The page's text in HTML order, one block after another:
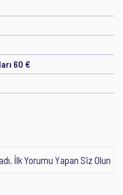
60 €
İlk Yorumu Yapan Siz Olun